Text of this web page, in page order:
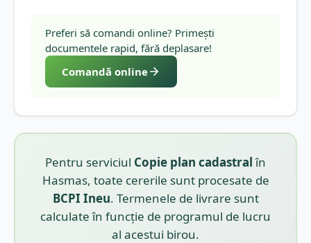
Preferi să comandi online? Primești
documentele rapid, fără deplasare!
Comandă online
Pentru serviciul Copie plan cadastralîn
Hasmas, toate cererile sunt procesate de
BCPI Ineu. Termenele de livrare sunt
calculate în funcție de programul de lucru
al acestui birou.